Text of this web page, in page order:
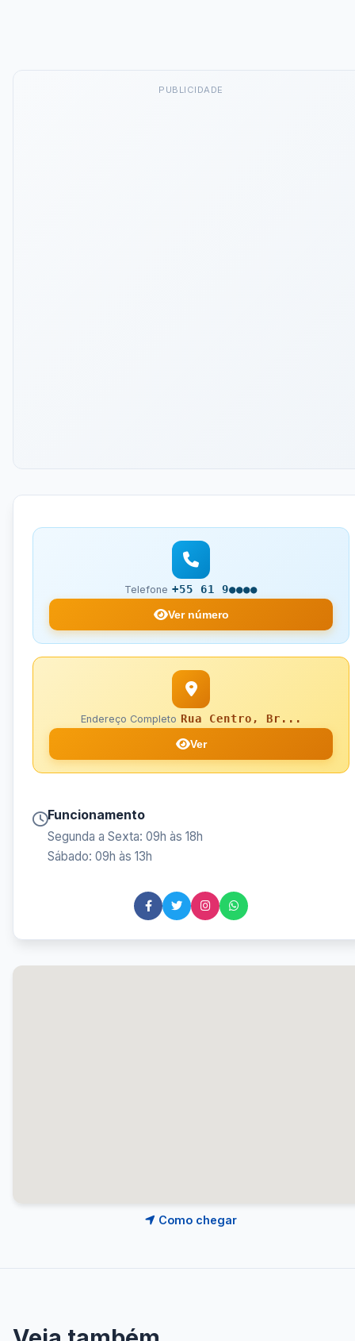
PUBLICIDADE
Telefone +55 61 9●●●●
Ver número
Endereço Completo Rua Centro, Br...
Ver
Funcionamento
Segunda a Sexta: 09h às 18h
Sábado: 09h às 13h
Como chegar